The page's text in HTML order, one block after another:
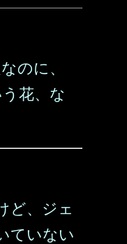
のに、
花、な
ど、ジェ
ていない